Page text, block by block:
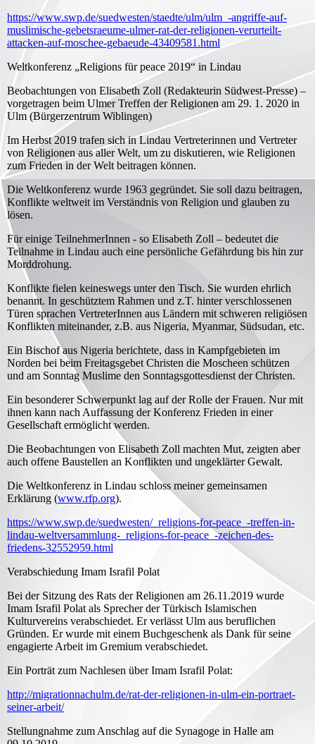
https://www.swp.de/suedwesten/staedte/ulm/ulm_-angriffe-auf-
muslimische-gebetsraeume-ulmer-rat-der-religionen-verurteilt-
attacken-auf-moschee-gebaeude-43409581.html
Weltkonferenz „Religions für peace 2019“ in Lindau
Beobachtungen von Elisabeth Zoll (Redakteurin Südwest-Presse) –
vorgetragen beim Ulmer Treffen der Religionen am 29. 1. 2020 in
Ulm (Bürgerzentrum Wiblingen)
Im Herbst 2019 trafen sich in Lindau Vertreterinnen und Vertreter
von Religionen aus aller Welt, um zu diskutieren, wie Religionen
zum Frieden in der Welt beitragen können.
Die Weltkonferenz wurde 1963 gegründet. Sie soll dazu beitragen,
Konflikte weltweit im Verständnis von Religion und glauben zu
lösen.
Für einige TeilnehmerInnen - so Elisabeth Zoll – bedeutet die
Teilnahme in Lindau auch eine persönliche Gefährdung bis hin zur
Morddrohung.
Konflikte fielen keineswegs unter den Tisch. Sie wurden ehrlich
benannt. In geschütztem Rahmen und z.T. hinter verschlossenen
Türen sprachen VertreterInnen aus Ländern mit schweren religiösen
Konflikten miteinander, z.B. aus Nigeria, Myanmar, Südsudan, etc.
Ein Bischof aus Nigeria berichtete, dass in Kampfgebieten im
Norden bei beim Freitagsgebet Christen die Moscheen schützen
und am Sonntag Muslime den Sonntagsgottesdienst der Christen.
Ein besonderer Schwerpunkt lag auf der Rolle der Frauen. Nur mit
ihnen kann nach Auffassung der Konferenz Frieden in einer
Gesellschaft ermöglicht werden.
Die Beobachtungen von Elisabeth Zoll machten Mut, zeigten aber
auch offene Baustellen an Konflikten und ungeklärter Gewalt.
Die Weltkonferenz in Lindau schloss meiner gemeinsamen
Erklärung (www.rfp.org).
https://www.swp.de/suedwesten/_religions-for-peace_-treffen-in-
lindau-weltversammlung-_religions-for-peace_-zeichen-des-
friedens-32552959.html
Verabschiedung Imam Israfil Polat
Bei der Sitzung des Rats der Religionen am 26.11.2019 wurde
Imam Israfil Polat als Sprecher der Türkisch Islamischen
Kulturvereins verabschiedet. Er verlässt Ulm aus beruflichen
Gründen. Er wurde mit einem Buchgeschenk als Dank für seine
engagierte Arbeit im Gremium verabschiedet.
Ein Porträt zum Nachlesen über Imam Israfil Polat:
http://migrationnachulm.de/rat-der-religionen-in-ulm-ein-portraet-
seiner-arbeit/
Stellungnahme zum Anschlag auf die Synagoge in Halle am